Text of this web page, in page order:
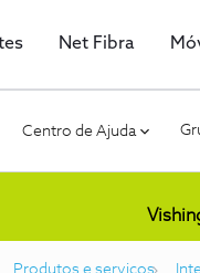
Net Fibra
Centro de Ajuda
Produtos e serviços